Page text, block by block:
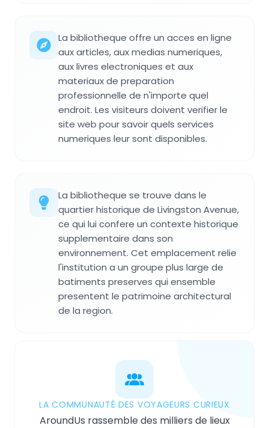
La bibliotheque offre un acces en ligne
aux articles, aux medias numeriques,
aux livres electroniques et aux
materiaux de preparation
professionnelle de n'importe quel
endroit. Les visiteurs doivent verifier le
site web pour savoir quels services
numeriques leur sont disponibles.
La bibliotheque se trouve dans le
quartier historique de Livingston Avenue,
ce qui lui confere un contexte historique
supplementaire dans son
environnement. Cet emplacement relie
l'institution a un groupe plus large de
batiments preserves qui ensemble
presentent le patrimoine architectural
de la region.
LA COMMUNAUTÉ DES VOYAGEURS CURIEUX
AroundUs rassemble des milliers de lieux